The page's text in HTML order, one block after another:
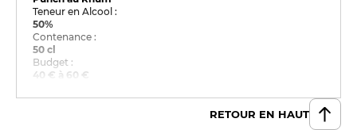
Teneur en Alcool :
50%
Contenance :
50 cl
Budget :
40 € à 60 €
RETOUR EN HAUT